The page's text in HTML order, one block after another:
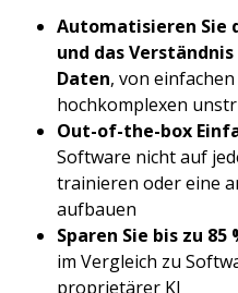
Automatisieren Sie
und das
Daten, von
hochkomplexen
Out-of-the-box
Software nicht auf
trainieren oder eine
aufbauen
Sparen Sie bis zu
im Vergleich zu
proprietärer KI